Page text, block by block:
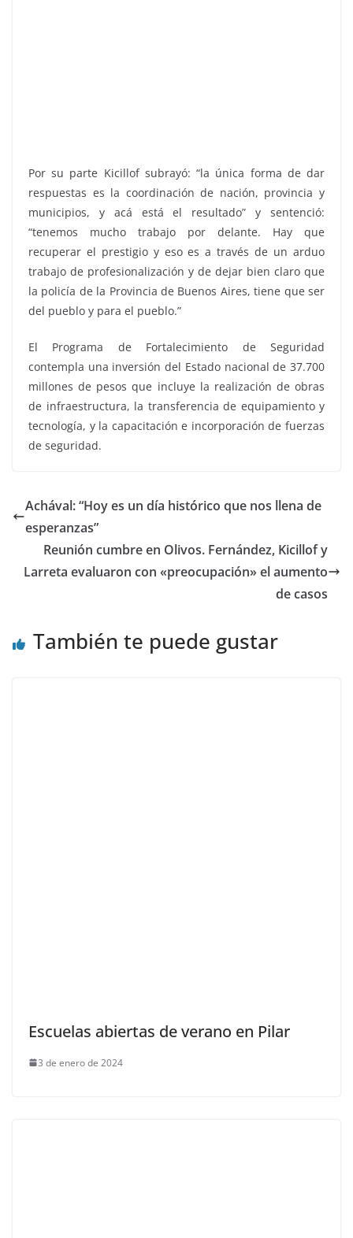
Por su parte Kicillof subrayó: “la única forma de dar
respuestas es la coordinación de nación, provincia y
municipios, y acá está el resultado” y sentenció:
“tenemos mucho trabajo por delante. Hay que
recuperar el prestigio y eso es a través de un arduo
trabajo de profesionalización y de dejar bien claro que
la policía de la Provincia de Buenos Aires, tiene que ser
del pueblo y para el pueblo.”
El Programa de Fortalecimiento de Seguridad
contempla una inversión del Estado nacional de 37.700
millones de pesos que incluye la realización de obras
de infraestructura, la transferencia de equipamiento y
tecnología, y la capacitación e incorporación de fuerzas
de seguridad.
Achával: “Hoy es un día histórico que nos llena de
esperanzas”
Reunión cumbre en Olivos. Fernández, Kicillof y
Larreta evaluaron con «preocupación» el aumento
de casos
También te puede gustar
Escuelas abiertas de verano en Pilar
3 de enero de 2024